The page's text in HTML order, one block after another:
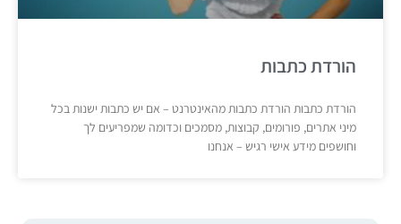
הורדת כתבות
הורדת כתבות הורדת כתבות מהאינטרנט – אם יש כתבות ישנות בכל
מיני אתרים, פורומים, קבוצות, מסמכים וכדומה שמפריעים לך
וחושפים מידע אישי רגיש – אנחנו